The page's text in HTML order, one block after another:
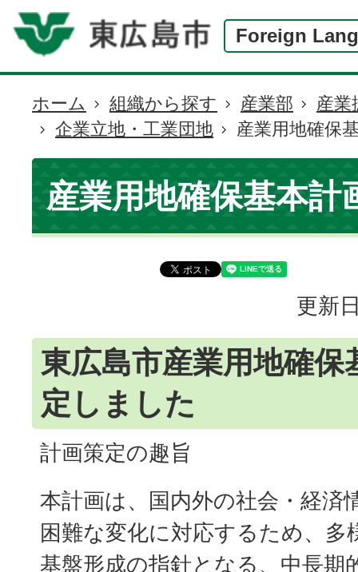
Foreign
現
在
の
置
ホーム 組織から探す 産業部
産業
企業立地・工業団地
産業用地確保
産業用地確保基本計
更新
東広島市産業用地確保
定しました
計画策定の趣旨
本計画は、国内外の社会・経済
困難な変化に対応するため、多
基盤形成の指針となる、中長期